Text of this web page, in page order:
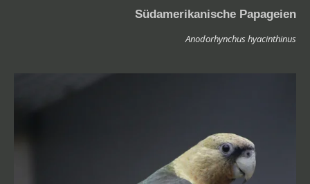
Südamerikanische Papageien
Anodorhynchus hyacinthinus